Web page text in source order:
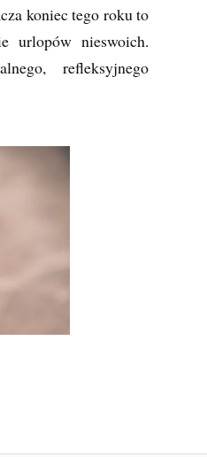
koniec tego roku to
urlopów nieswoich.
refleksyjnego